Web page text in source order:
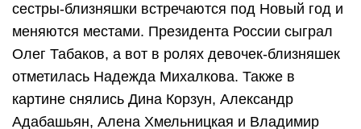
сестры-близняшки встречаются под Новый год и
меняются местами. Президента России сыграл
Олег Табаков, а вот в ролях девочек-близняшек
отметилась Надежда Михалкова. Также в
картине снялись Дина Корзун, Александр
Адабашьян, Алена Хмельницкая и Владимир